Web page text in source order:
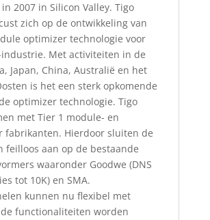
2007 in Silicon Valley. Tigo
zich op de ontwikkeling van
optimizer technologie voor
Met activiteiten in de
Japan, China, Australië en het
is het een sterk opkomende
optimizer technologie. Tigo
met Tier 1 module- en
fabrikanten. Hierdoor sluiten de
feilloos aan op de bestaande
waaronder Goodwe (DNS
tot 10K) en SMA.
kunnen nu flexibel met
functionaliteiten worden